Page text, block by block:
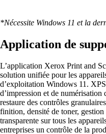
*Nécessite Windows 11 et la
Application de
L’application Xerox Print and
solution unifiée pour les
d’exploitation Windows 11.
d’impression et de
restaure des contrôles
finition, densité de toner,
transparente sur tous les
entreprises un contrôle de la